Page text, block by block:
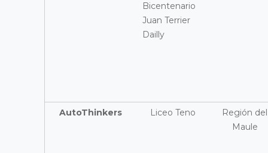
Bicentenario
Juan Terrier
Dailly
AutoThinkers Liceo Teno
Región del
Maule